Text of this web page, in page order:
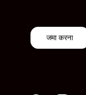
जमा करना